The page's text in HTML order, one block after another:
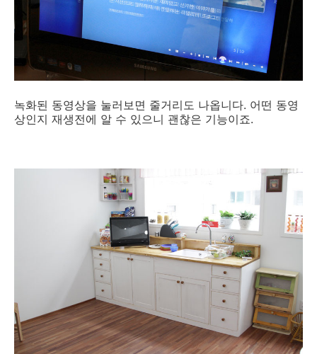
녹화된 동영상을 눌러보면 줄거리도 나옵니다. 어떤 동영
상인지 재생전에 알 수 있으니 괜찮은 기능이죠.